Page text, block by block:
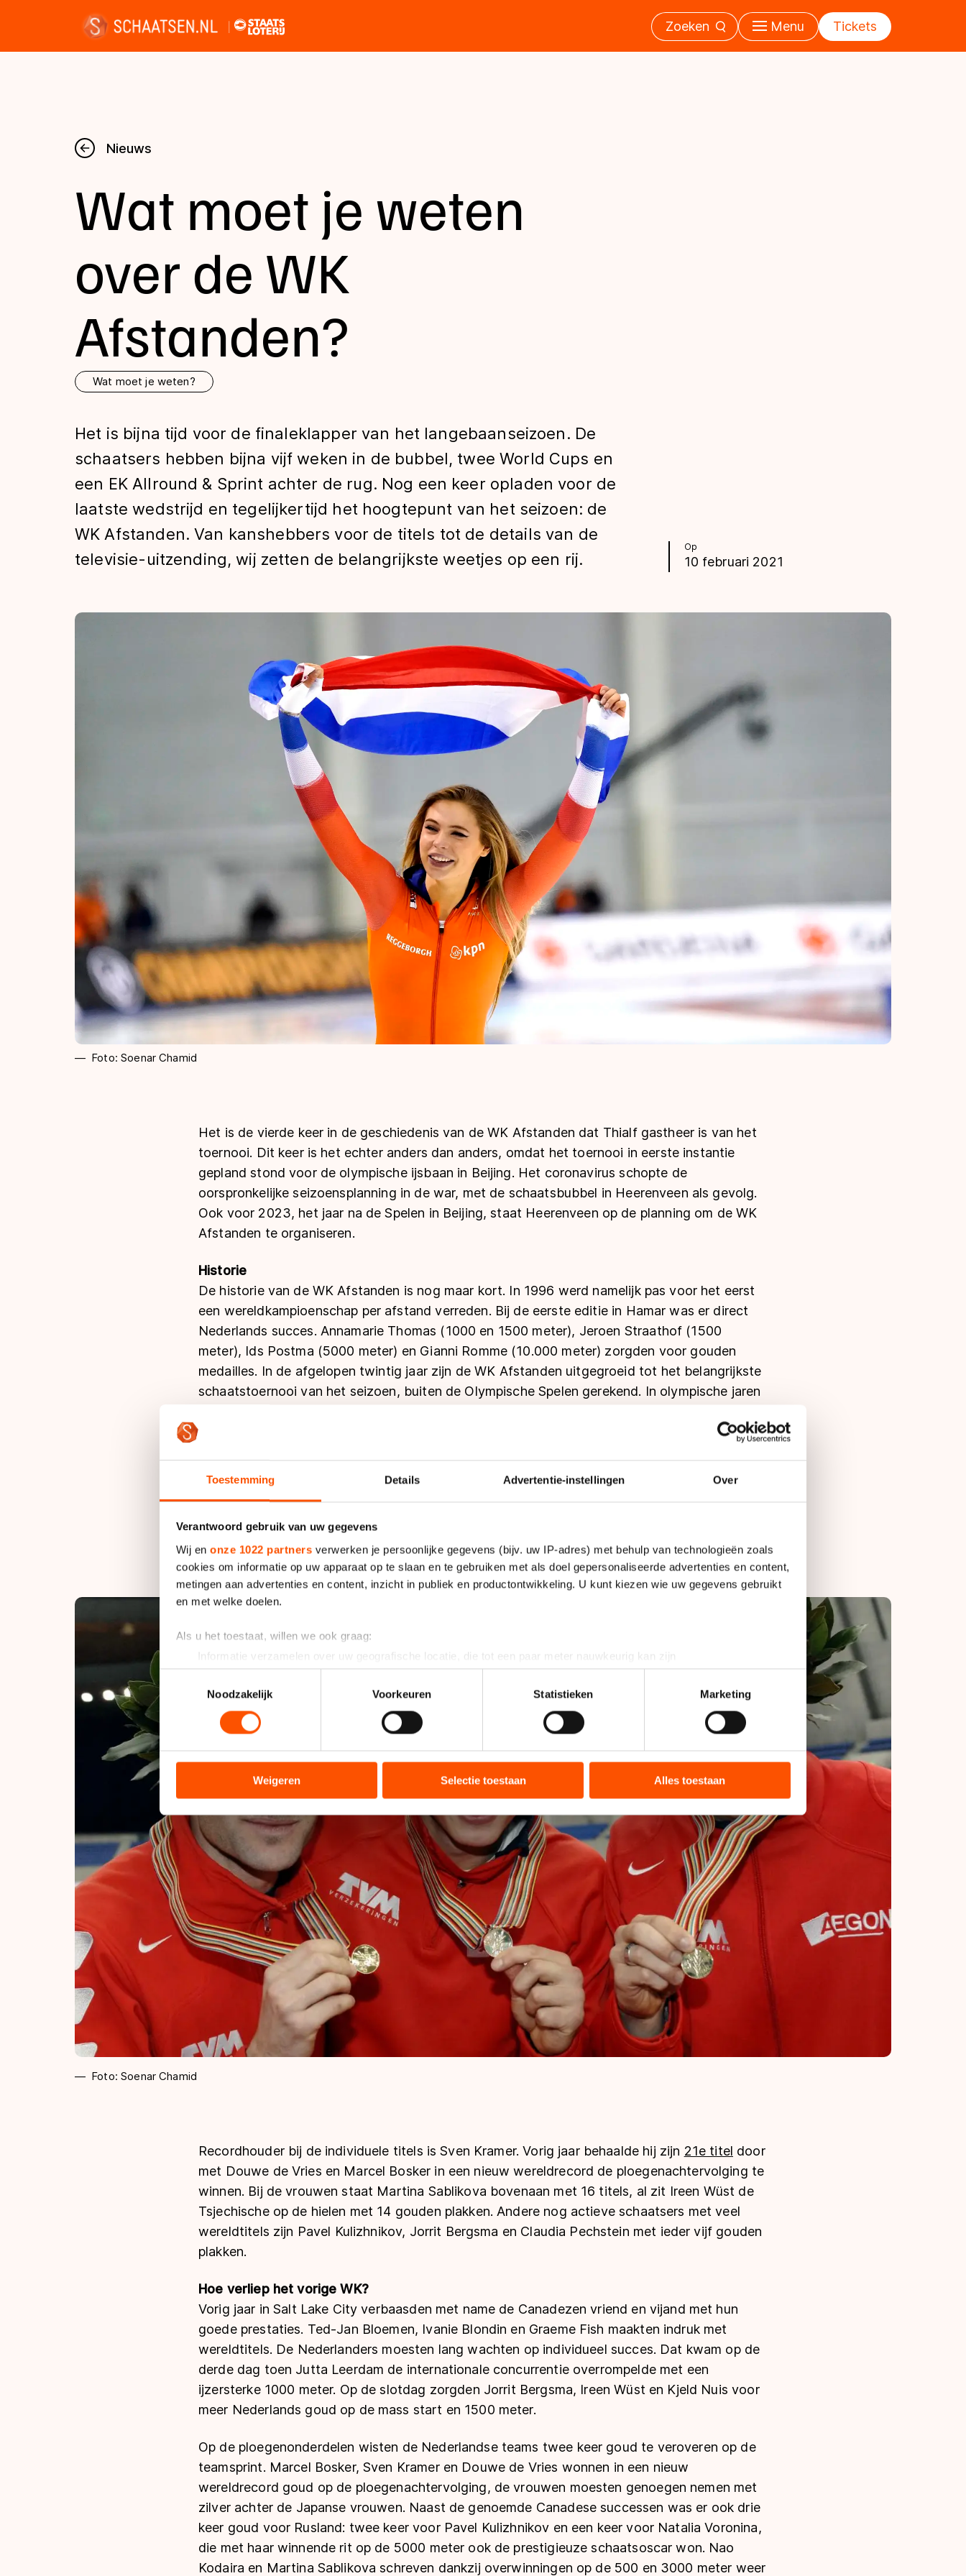
Toestemming Details Advertentie-instellingen Over
Verantwoord gebruik van uw gegevens
Wij en onze 1022 partners verwerken je persoonlijke gegevens (bijv. uw IP-adres) met behulp van technologieën zoals
cookies om informatie op uw apparaat op te slaan en te gebruiken met als doel gepersonaliseerde advertenties en content,
metingen aan advertenties en content, inzicht in publiek en productontwikkeling. U kunt kiezen wie uw gegevens gebruikt
en met welke doelen.
Als u het toestaat, willen we ook graag:
Informatie verzamelen over uw geografische locatie, die tot een paar meter nauwkeurig kan zijn
Uw apparaat identificeren door het actief te scannen op specifieke eigenschappen (fingerprinting)
Lees meer over hoe uw persoonlijke gegevens worden verwerkt en stel uw voorkeuren in het
detailgedeeltein. U kunt uw
toestemming op elk moment wijzigen of intrekken in de Cookieverklaring.
analyseren. We delen informatie over uw gebruik van onze site met onze partners voor social media, advertenties en
analyse. Zij kunnen deze combineren met andere gegevens die u aan hen heeft verstrekt of die zij hebben verzameld via
hun services. Sommige partners kunnen gegevens doorgeven aan landen buiten de EU, zoals de VS, waar mogelijk geen
adequaat beschermingsniveau geldt volgens de GDPR. Door op ‘Toestaan’ te klikken, stemt u in met deze overdracht.
Meer informatie vindt u in ons
Noodzakelijk
Voorkeuren Statistieken Marketing
Weigeren Selectie toestaan Alles toestaan
Zoeken Menu Tickets
Nieuws
Kalender
Disciplines
Uitslagen
Tijden & historie
De weg op
Schaatsfans
Olympische Spelen
Nieuws
Op
10 februari 2021
Wat moet je weten
over de WK
Afstanden?
Wat moet je weten?
Het is bijna tijd voor de finaleklapper van het langebaanseizoen. De
schaatsers hebben bijna vijf weken in de bubbel, twee World Cups en
een EK Allround & Sprint achter de rug. Nog een keer opladen voor de
laatste wedstrijd en tegelijkertijd het hoogtepunt van het seizoen: de
WK Afstanden. Van kanshebbers voor de titels tot de details van de
televisie-uitzending, wij zetten de belangrijkste weetjes op een rij.
Foto: Soenar Chamid
Het is de vierde keer in de geschiedenis van de WK Afstanden dat Thialf gastheer is van het
toernooi. Dit keer is het echter anders dan anders, omdat het toernooi in eerste instantie
gepland stond voor de olympische ijsbaan in Beijing. Het coronavirus schopte de
oorspronkelijke seizoensplanning in de war, met de schaatsbubbel in Heerenveen als gevolg.
Ook voor 2023, het jaar na de Spelen in Beijing, staat Heerenveen op de planning om de WK
Afstanden te organiseren.
Historie
De historie van de WK Afstanden is nog maar kort. In 1996 werd namelijk pas voor het eerst
een wereldkampioenschap per afstand verreden. Bij de eerste editie in Hamar was er direct
Nederlands succes. Annamarie Thomas (1000 en 1500 meter), Jeroen Straathof (1500
meter), Ids Postma (5000 meter) en Gianni Romme (10.000 meter) zorgden voor gouden
medailles. In de afgelopen twintig jaar zijn de WK Afstanden uitgegroeid tot het belangrijkste
schaatstoernooi van het seizoen, buiten de Olympische Spelen gerekend. In olympische jaren
liefst 92 gouden medailles, verdeeld over de mannen (65) en vrouwen (27). De nummer twee,
vrouwen). Canada staat derde met in totaal 25 titels (16 vrouwen, 9 mannen).
Foto: Soenar Chamid
Recordhouder bij de individuele titels is Sven Kramer. Vorig jaar behaalde hij zijn 21e titel door
met Douwe de Vries en Marcel Bosker in een nieuw wereldrecord de ploegenachtervolging te
winnen. Bij de vrouwen staat Martina Sablikova bovenaan met 16 titels, al zit Ireen Wüst de
Tsjechische op de hielen met 14 gouden plakken. Andere nog actieve schaatsers met veel
wereldtitels zijn Pavel Kulizhnikov, Jorrit Bergsma en Claudia Pechstein met ieder vijf gouden
plakken.
Hoe verliep het vorige WK?
Vorig jaar in Salt Lake City verbaasden met name de Canadezen vriend en vijand met hun
goede prestaties. Ted-Jan Bloemen, Ivanie Blondin en Graeme Fish maakten indruk met
wereldtitels. De Nederlanders moesten lang wachten op individueel succes. Dat kwam op de
derde dag toen Jutta Leerdam de internationale concurrentie overrompelde met een
ijzersterke 1000 meter. Op de slotdag zorgden Jorrit Bergsma, Ireen Wüst en Kjeld Nuis voor
meer Nederlands goud op de mass start en 1500 meter.
Op de ploegenonderdelen wisten de Nederlandse teams twee keer goud te veroveren op de
teamsprint. Marcel Bosker, Sven Kramer en Douwe de Vries wonnen in een nieuw
wereldrecord goud op de ploegenachtervolging, de vrouwen moesten genoegen nemen met
zilver achter de Japanse vrouwen. Naast de genoemde Canadese successen was er ook drie
keer goud voor Rusland: twee keer voor Pavel Kulizhnikov en een keer voor Natalia Voronina,
die met haar winnende rit op de 5000 meter ook de prestigieuze schaatsoscar won. Nao
Kodaira en Martina Sablikova schreven dankzij overwinningen op de 500 en 3000 meter weer